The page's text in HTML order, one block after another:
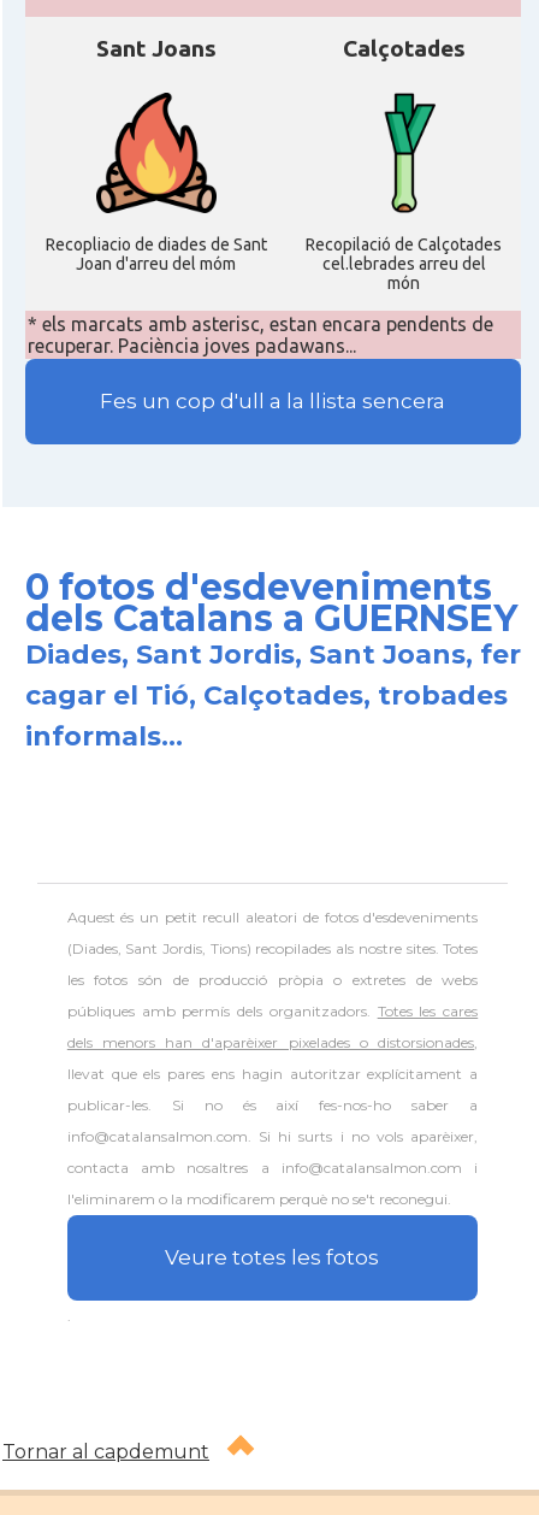
Sant Joans
Recopliacio de diades de Sant
Joan d'arreu del móm
Calçotades
Recopilació de Calçotades
cel.lebrades arreu del
món
* els marcats amb asterisc, estan encara pendents de
recuperar. Paciència joves padawans...
Fes un cop d'ull a la llista sencera
0 fotos d'esdeveniments
dels Catalans a GUERNSEY
Diades, Sant Jordis, Sant Joans, fer
cagar el Tió, Calçotades, trobades
informals...
Aquest és un petit recull aleatori de fotos d'esdeveniments
(Diades, Sant Jordis, Tions) recopilades als nostre sites. Totes
les fotos són de producció pròpia o extretes de webs
públiques amb permís dels organitzadors. Totes les cares
dels menors han d'aparèixer pixelades o distorsionades,
llevat que els pares ens hagin autoritzar explícitament a
publicar-les. Si no és així fes-nos-ho saber a
info@catalansalmon.com. Si hi surts i no vols aparèixer,
contacta amb nosaltres a info@catalansalmon.com i
l'eliminarem o la modificarem perquè no se't reconegui.
Veure totes les fotos
Tornar al capdemunt